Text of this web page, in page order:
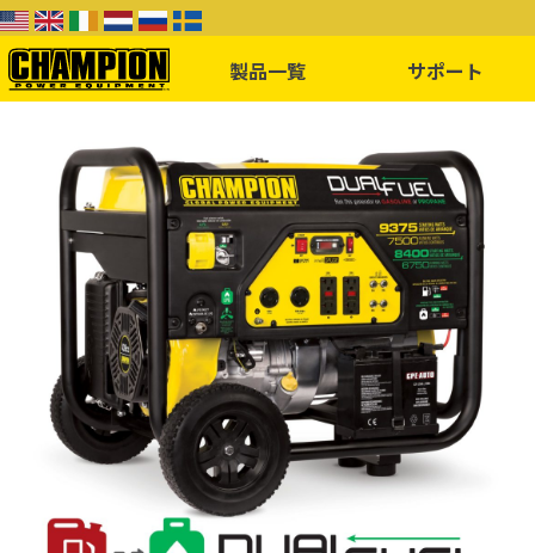
製品一覧 サポート